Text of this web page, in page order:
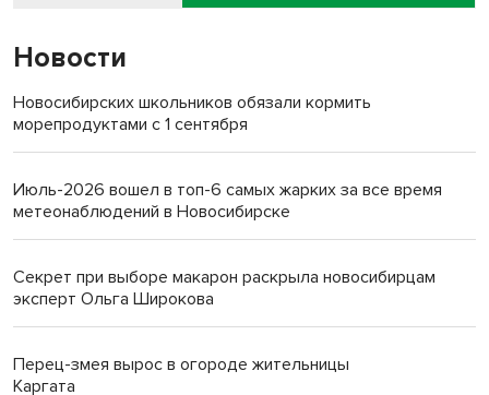
Новости
Новосибирских школьников обязали кормить
морепродуктами с 1 сентября
Июль-2026 вошел в топ-6 самых жарких за все время
метеонаблюдений в Новосибирске
Секрет при выборе макарон раскрыла новосибирцам
эксперт Ольга Широкова
Перец-змея вырос в огороде жительницы
Каргата